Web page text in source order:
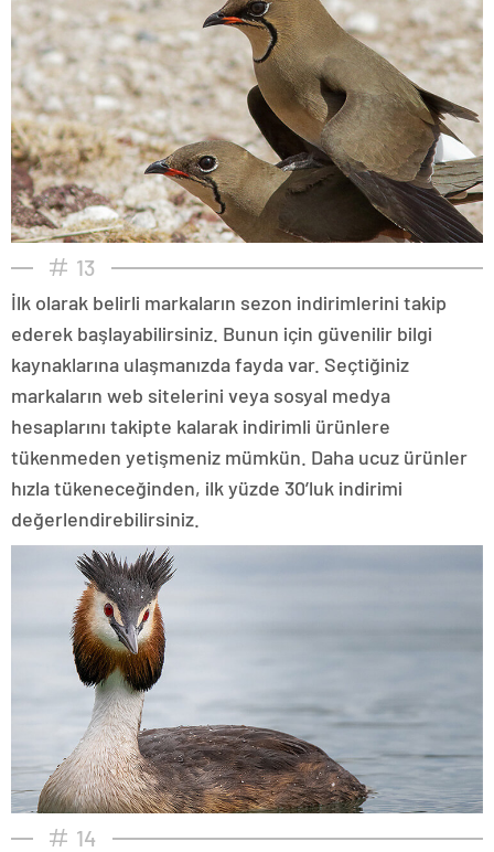
13
İlk olarak belirli markaların sezon indirimlerini takip
ederek başlayabilirsiniz. Bunun için güvenilir bilgi
kaynaklarına ulaşmanızda fayda var. Seçtiğiniz
markaların web sitelerini veya sosyal medya
hesaplarını takipte kalarak indirimli ürünlere
tükenmeden yetişmeniz mümkün. Daha ucuz ürünler
hızla tükeneceğinden, ilk yüzde 30’luk indirimi
değerlendirebilirsiniz.
14